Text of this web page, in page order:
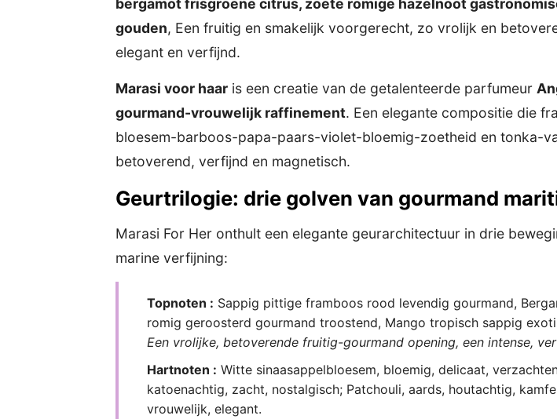
bergamot frisgroene citrus, zoete romige hazelnoot
gouden, Een fruitig en smakelijk voorgerecht, zo vrolijk en
elegant en verfijnd.
Marasi voor haar is een creatie van de getalenteerde parfumeur
gourmand-vrouwelijk raffinement. Een elegante compositie die
bloesem-barboos-papa-paars-violet-bloemig-zoetheid en tonka-
betoverend, verfijnd en magnetisch.
Geurtrilogie: drie golven van gourmand
Marasi For Her onthult een elegante geurarchitectuur in drie
marine verfijning:
Topnoten : Sappig pittige framboos rood levendig gourmand,
romig geroosterd gourmand troostend, Mango tropisch sappig
Een vrolijke, betoverende fruitig-gourmand opening, een intense,
Hartnoten : Witte sinaasappelbloesem, bloemig, delicaat,
katoenachtig, zacht, nostalgisch; Patchouli, aards, houtachtig,
vrouwelijk, elegant.